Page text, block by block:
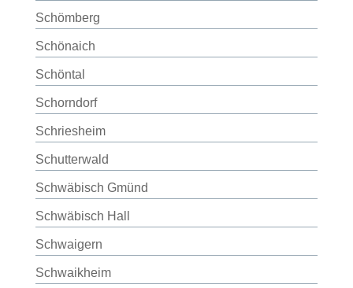
Schömberg
Schönaich
Schöntal
Schorndorf
Schriesheim
Schutterwald
Schwäbisch Gmünd
Schwäbisch Hall
Schwaigern
Schwaikheim